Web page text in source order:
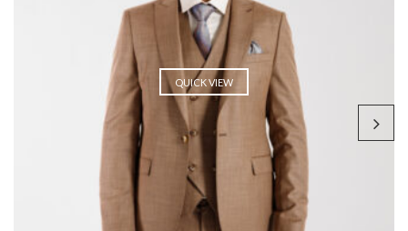
QUICK VIEW